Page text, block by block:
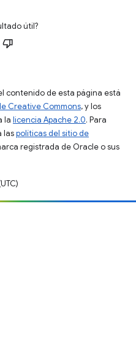
útil?
contenido de esta página está
Creative Commons, y los
la licencia Apache 2.0. Para
laspolíticas del sitio de
registrada de Oracle o sus